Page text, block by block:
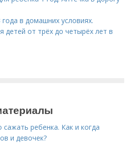
в домашних условиях.
детей от трёх до четырёх лет в
ребенка. Как и когда
и девочек?